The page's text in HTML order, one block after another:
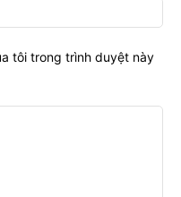
tôi trong trình duyệt này